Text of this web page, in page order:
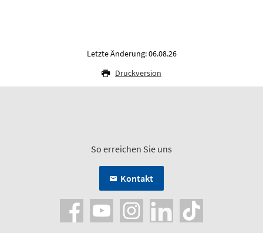
Letzte Änderung: 06.08.26
Druckversion
So erreichen Sie uns
Kontakt